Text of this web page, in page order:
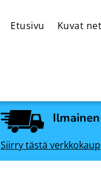
Etusivu Kuvat
Siirry tästä